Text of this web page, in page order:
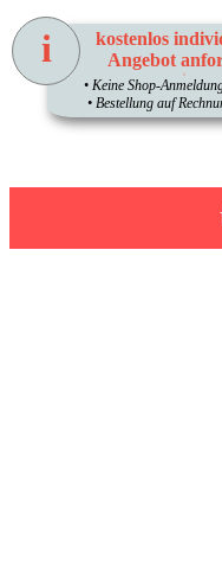
kostenlos
Angebot
1
• Keine Shop-
• Bestellung auf
i